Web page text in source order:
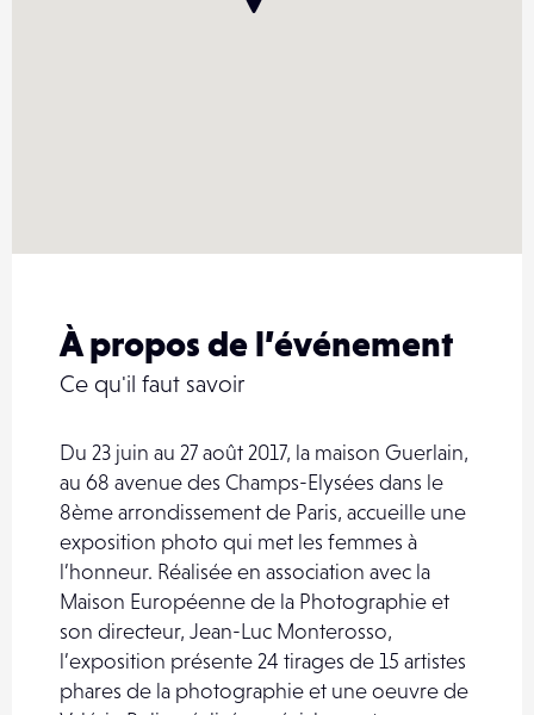
À propos de l’événement
Ce qu'il faut savoir
Du 23 juin au 27 août 2017, la maison Guerlain,
au 68 avenue des Champs-Elysées dans le
8ème arrondissement de Paris, accueille une
exposition photo qui met les femmes à
l’honneur. Réalisée en association avec la
Maison Européenne de la Photographie et
son directeur, Jean-Luc Monterosso,
l’exposition présente 24 tirages de 15 artistes
phares de la photographie et une oeuvre de